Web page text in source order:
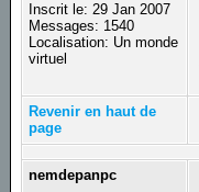
Inscrit le: 29 Jan 2007
Messages: 1540
Localisation: Un monde
virtuel
Revenir en haut de
page
nemdepanpc